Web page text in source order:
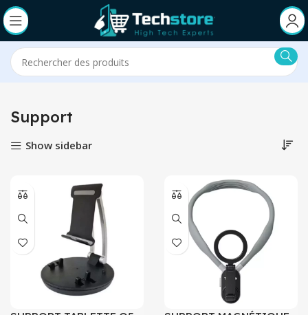
Support
Show sidebar